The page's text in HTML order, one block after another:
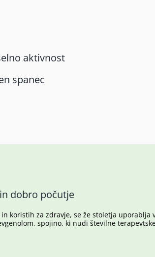
aktivnost
spanec
dobro počutje
koristih za zdravje, se že stoletja
spojino, ki nudi številne